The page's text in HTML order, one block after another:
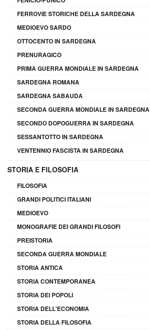
FERROVIE STORICHE DELLA SARDEGNA
MEDIOEVO SARDO
OTTOCENTO IN SARDEGNA
PRENURAGICO
PRIMA GUERRA MONDIALE IN SARDEGNA
SARDEGNA ROMANA
SARDEGNA SABAUDA
SECONDA GUERRA MONDIALE IN SARDEGNA
SECONDO DOPOGUERRA IN SARDEGNA
SESSANTOTTO IN SARDEGNA
VENTENNIO FASCISTA IN SARDEGNA
STORIA E FILOSOFIA
FILOSOFIA
GRANDI POLITICI ITALIANI
MEDIOEVO
MONOGRAFIE DEI GRANDI FILOSOFI
PREISTORIA
SECONDA GUERRA MONDIALE
STORIA ANTICA
STORIA CONTEMPORANEA
STORIA DEI POPOLI
STORIA DELL'ECONOMIA
STORIA DELLA FILOSOFIA